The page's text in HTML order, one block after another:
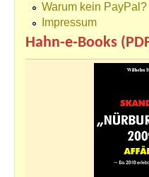
Warum kein PayPal?
Impressum
Hahn-e-Books